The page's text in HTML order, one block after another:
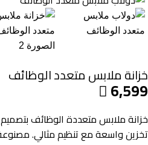
خزانة ملابس متعدد الوظائف
 6,599
خزانة ملابس متعددة الوظائف
تخزين واسعة مع تنظيم مثالي.